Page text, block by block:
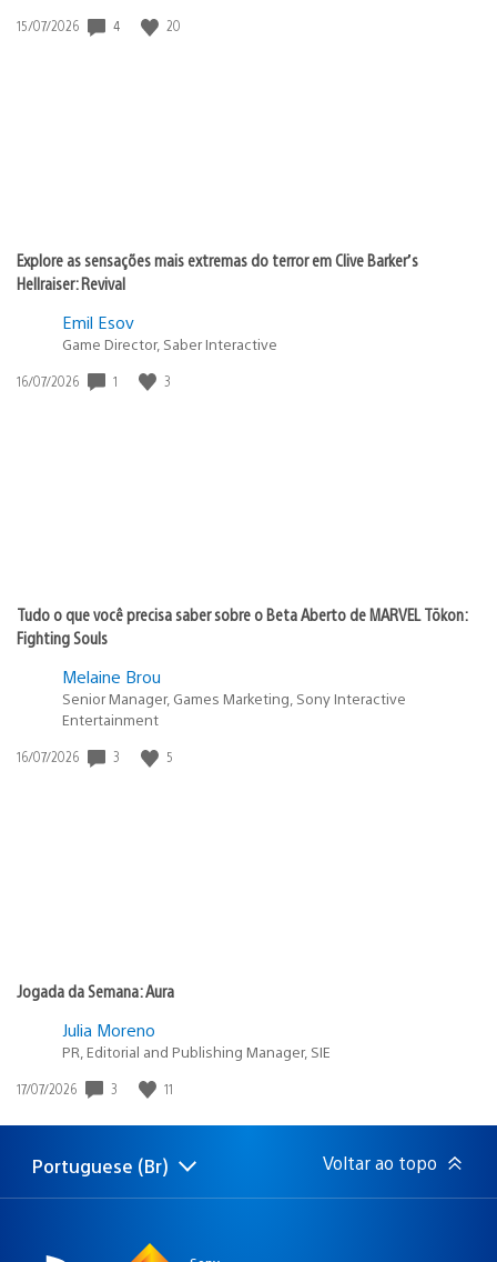
Data
15/07/2026 4 20
Explore as sensações mais extremas do terror em Clive Barker’s
Hellraiser: Revival
Emil Esov
Game Director, Saber Interactive
Data
16/07/2026 1 3
Tudo o que você precisa saber sobre o Beta Aberto de MARVEL Tōkon:
Fighting Souls
Melaine Brou
Senior Manager, Games Marketing, Sony Interactive
Entertainment
Data
16/07/2026 3 5
Jogada da Semana: Aura
Julia Moreno
PR, Editorial and Publishing Manager, SIE
Data
publicação:
17/07/2026 3 11
Selecione
Região
Portuguese (Br) Voltar ao topo